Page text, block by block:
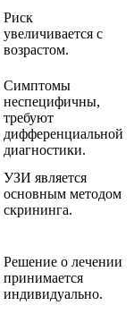
Риск
увеличивается с
возрастом.
Симптомы
неспецифичны,
требуют
дифференциальной
диагностики.
УЗИ является
основным методом
скрининга.
Решение о лечении
принимается
индивидуально.